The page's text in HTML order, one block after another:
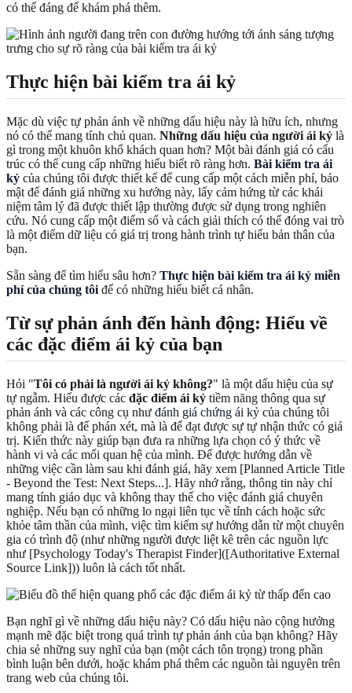
có thể đáng để khám phá thêm.
Thực hiện bài kiểm tra ái kỷ
Mặc dù việc tự phản ánh về những dấu hiệu này là hữu ích, nhưng
nó có thể mang tính chủ quan. Những dấu hiệu của người ái kỷ là
gì trong một khuôn khổ khách quan hơn? Một bài đánh giá có cấu
trúc có thể cung cấp những hiểu biết rõ ràng hơn. Bài kiểm tra ái
kỷ của chúng tôi được thiết kế để cung cấp một cách miễn phí, bảo
mật để đánh giá những xu hướng này, lấy cảm hứng từ các khái
niệm tâm lý đã được thiết lập thường được sử dụng trong nghiên
cứu. Nó cung cấp một điểm số và cách giải thích có thể đóng vai trò
là một điểm dữ liệu có giá trị trong hành trình tự hiểu bản thân của
bạn.
Sẵn sàng để tìm hiểu sâu hơn? Thực hiện bài kiểm tra ái kỷ miễn
phí của chúng tôi để có những hiểu biết cá nhân.
Từ sự phản ánh đến hành động: Hiểu về
các đặc điểm ái kỷ của bạn
Hỏi "Tôi có phải là người ái kỷ không?" là một dấu hiệu của sự
tự ngẫm. Hiểu được các đặc điểm ái kỷ tiềm năng thông qua sự
phản ánh và các công cụ như đánh giá chứng ái kỷ của chúng tôi
không phải là để phán xét, mà là để đạt được sự tự nhận thức có giá
trị. Kiến thức này giúp bạn đưa ra những lựa chọn có ý thức về
hành vi và các mối quan hệ của mình. Để được hướng dẫn về
những việc cần làm sau khi đánh giá, hãy xem [Planned Article Title
- Beyond the Test: Next Steps...]. Hãy nhớ rằng, thông tin này chỉ
mang tính giáo dục và không thay thế cho việc đánh giá chuyên
nghiệp. Nếu bạn có những lo ngại liên tục về tính cách hoặc sức
khỏe tâm thần của mình, việc tìm kiếm sự hướng dẫn từ một chuyên
gia có trình độ (như những người được liệt kê trên các nguồn lực
như [Psychology Today's Therapist Finder]([Authoritative External
Source Link])) luôn là cách tốt nhất.
Bạn nghĩ gì về những dấu hiệu này? Có dấu hiệu nào cộng hưởng
mạnh mẽ đặc biệt trong quá trình tự phản ánh của bạn không? Hãy
chia sẻ những suy nghĩ của bạn (một cách tôn trọng) trong phần
bình luận bên dưới, hoặc khám phá thêm các nguồn tài nguyên trên
trang web của chúng tôi.